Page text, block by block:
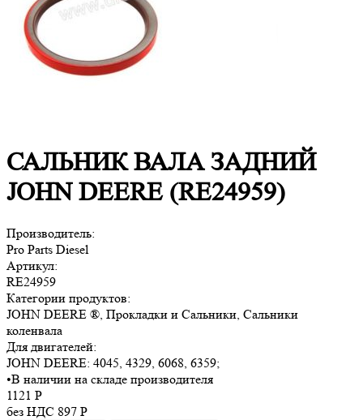
САЛЬНИК ВАЛА ЗАДНИЙ
JOHN DEERE (RE24959)
Производитель:
Pro Parts Diesel
Артикул:
RE24959
Категории продуктов:
JOHN DEERE ®, Прокладки и Сальники, Сальники
коленвала
Для двигателей:
JOHN DEERE: 4045, 4329, 6068, 6359;
•В наличии на складе производителя
1121 Р
без НДС 897 Р